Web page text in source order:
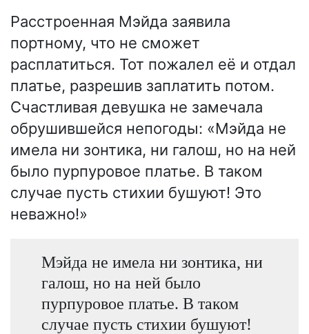
Расстроенная Мэйда заявила
портному, что не сможет
расплатиться. Тот пожалел её и отдал
платье, разрешив заплатить потом.
Счастливая девушка не замечала
обрушившейся непогоды: «Мэйда не
имела ни зонтика, ни галош, но на ней
было пурпуровое платье. В таком
случае пусть стихии бушуют! Это
неважно!»
Мэйда не имела ни зонтика, ни
галош, но на ней было
пурпуровое платье. В таком
случае пусть стихии бушуют!